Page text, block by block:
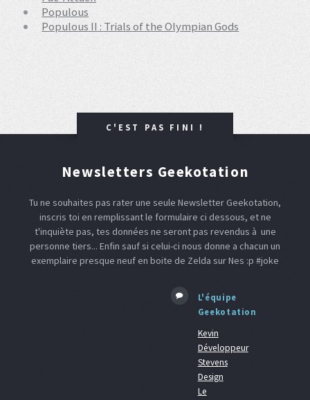
Populous
Populous II : Trials of the Olympian Gods
C'EST PAS FINI !
Newsletters Geekotation
Tu ne souhaites pas rater une seule Newsletter Geekotation,
inscris toi en remplissant le formulaire ci dessous, et ne
t'inquiète pas, tes données ne seront pas revendus à une
personne tiers... Enfin sauf si celui-ci nous donne a chacun un
exemplaire presque neuf en boite de Zelda sur Nes :p #joke
L'équipe
Geekotation
Kevin
Développeur
Stevens
Design
Le